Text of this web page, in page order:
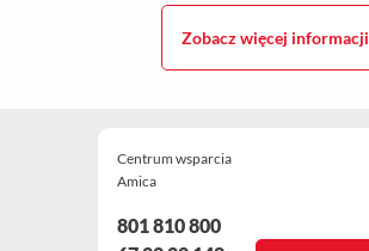
Zobacz więcej informacji
Centrum wsparcia
Amica
801 810 800